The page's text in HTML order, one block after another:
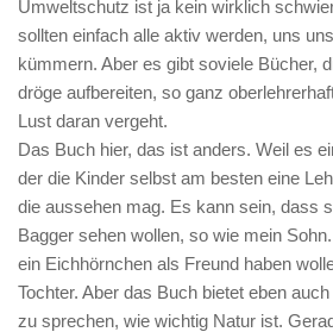
Umweltschutz ist ja kein wirklich
sollten einfach alle aktiv werden, uns
kümmern. Aber es gibt soviele Bücher,
dröge aufbereiten, so ganz
Lust daran vergeht.
Das Buch hier, das ist anders. Weil es
der die Kinder selbst am besten eine
die aussehen mag. Es kann sein, dass
Bagger sehen wollen, so wie mein
ein Eichhörnchen als Freund haben
Tochter. Aber das Buch bietet eben
zu sprechen, wie wichtig Natur ist.